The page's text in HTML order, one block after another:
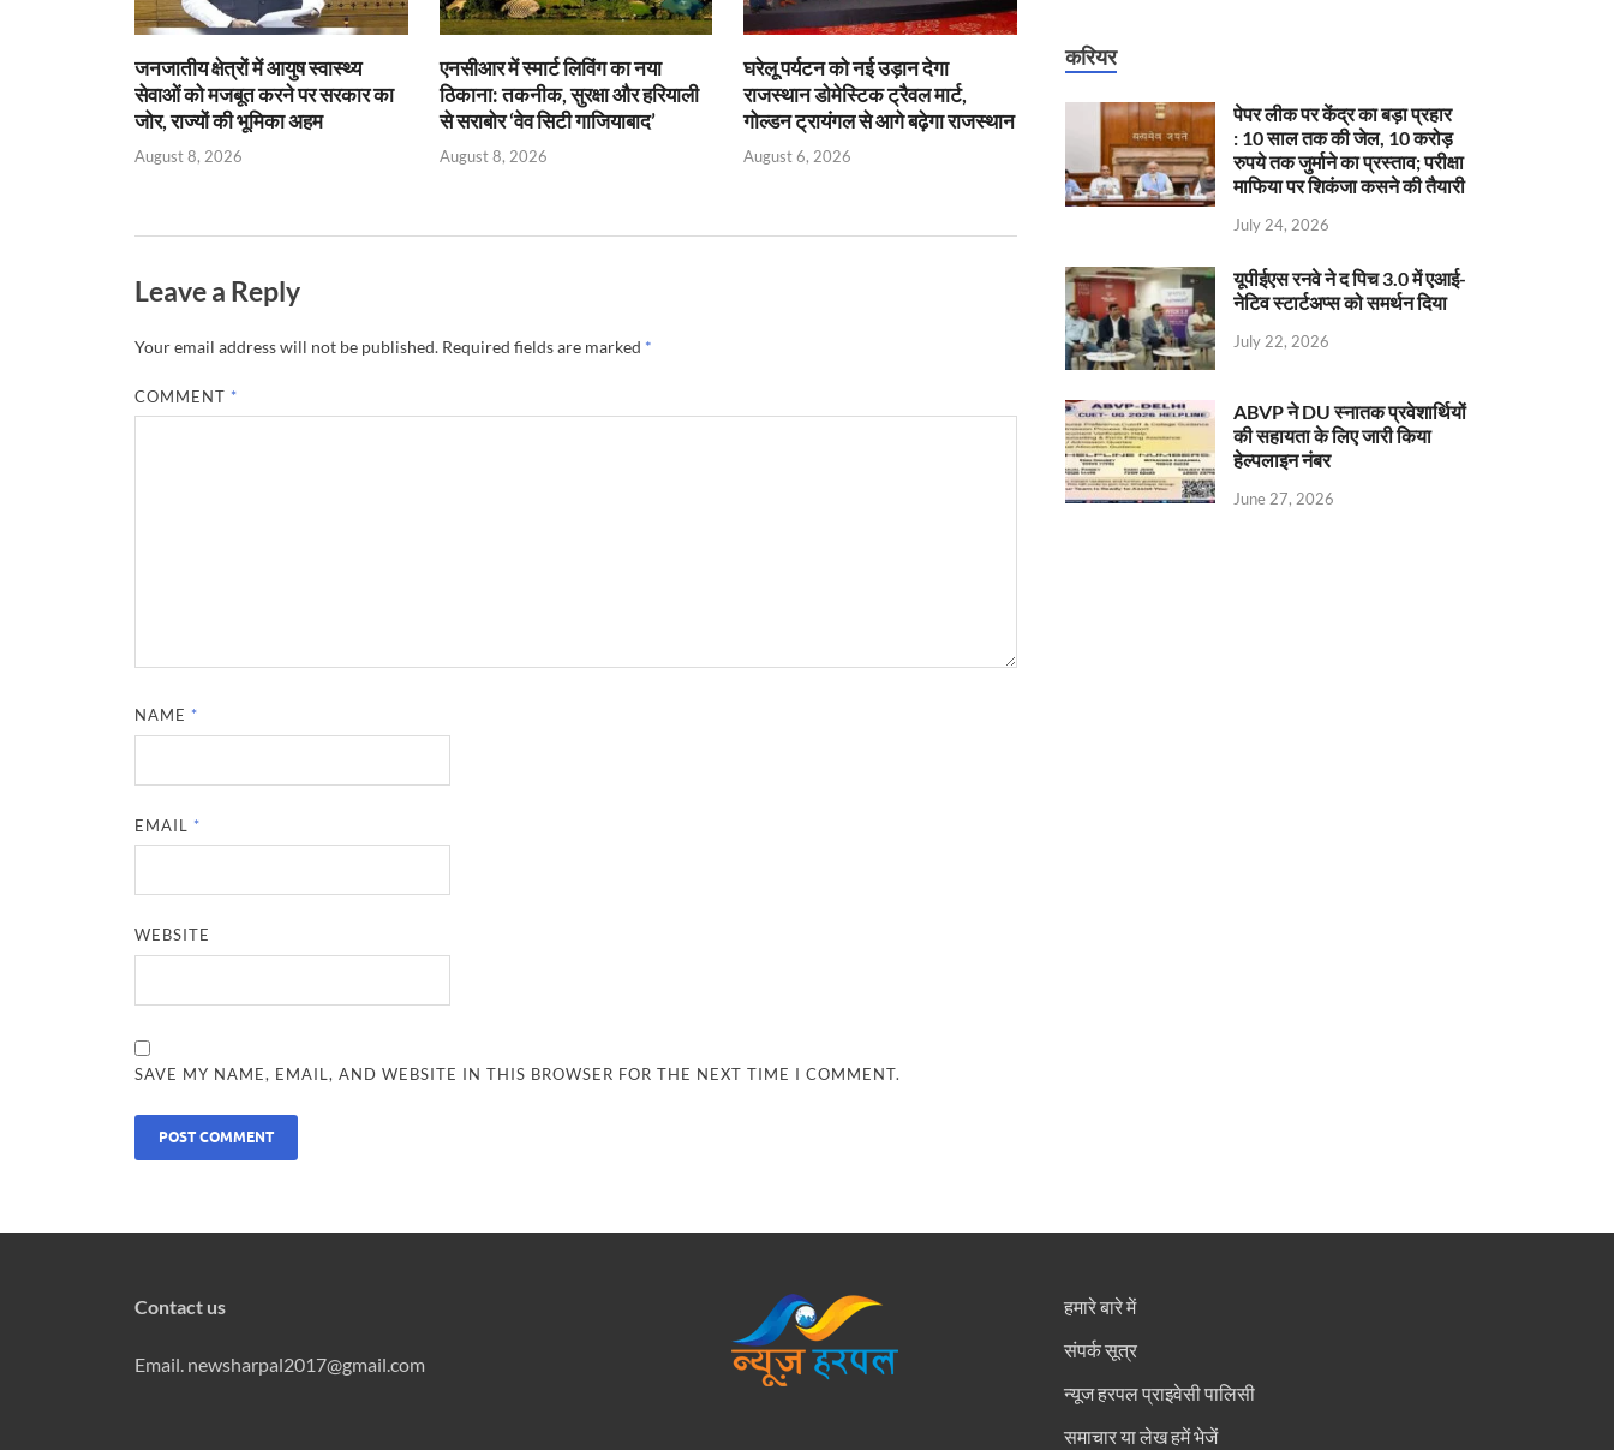
जनजातीय क्षेत्रों में आयुष स्वास्थ्य
सेवाओं को मजबूत करने पर सरकार का
जोर, राज्यों की भूमिका अहम
August 8, 2026
एनसीआर में स्मार्ट लिविंग का नया
ठिकाना: तकनीक, सुरक्षा और हरियाली
से सराबोर ‘वेव सिटी गाजियाबाद’
August 8, 2026
घरेलू पर्यटन को नई उड़ान देगा
राजस्थान डोमेस्टिक ट्रैवल मार्ट,
गोल्डन ट्रायंगल से आगे बढ़ेगा राजस्थान
August 6, 2026
Leave a Reply
Your email address will not be published. Required fields are marked *
COMMENT *
NAME *
EMAIL *
WEBSITE
SAVE MY NAME, EMAIL, AND WEBSITE IN THIS BROWSER FOR THE NEXT TIME I COMMENT.
करियर
पेपर लीक पर केंद्र का बड़ा प्रहार
: 10 साल तक की जेल, 10 करोड़
रुपये तक जुर्माने का प्रस्ताव; परीक्षा
माफिया पर शिकंजा कसने की तैयारी
July 24, 2026
यूपीईएस रनवे ने द पिच 3.0 में एआई-
नेटिव स्टार्टअप्स को समर्थन दिया
July 22, 2026
ABVP ने DU स्नातक प्रवेशार्थियों
की सहायता के लिए जारी किया
हेल्पलाइन नंबर
June 27, 2026
Contact us
Email. newsharpal2017@gmail.com
हमारे बारे में
संपर्क सूत्र
न्यूज हरपल प्राइवेसी पालिसी
समाचार या लेख हमें भेजें